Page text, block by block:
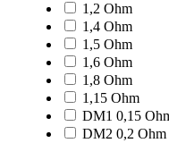
1,2 Ohm
1,4 Ohm
1,5 Ohm
1,6 Ohm
1,8 Ohm
1,15 Ohm
DM1 0,15
DM2 0,2 Ohm